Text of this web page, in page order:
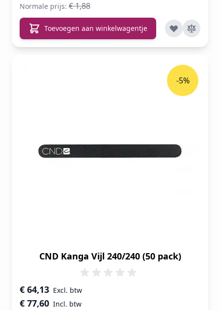
Normale prijs: € 1,88
Toevoegen aan winkelwagentje
CND Kanga Vijl 240/240 (50 pack)
Speciale prijs
€ 77,60
€ 64,13
-5%